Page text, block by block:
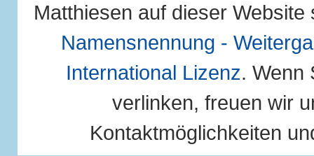
Matthiesen auf dieser
Namensnennung -
International Lizenz. Wenn
verlinken, freuen wir
Kontaktmöglichkeiten